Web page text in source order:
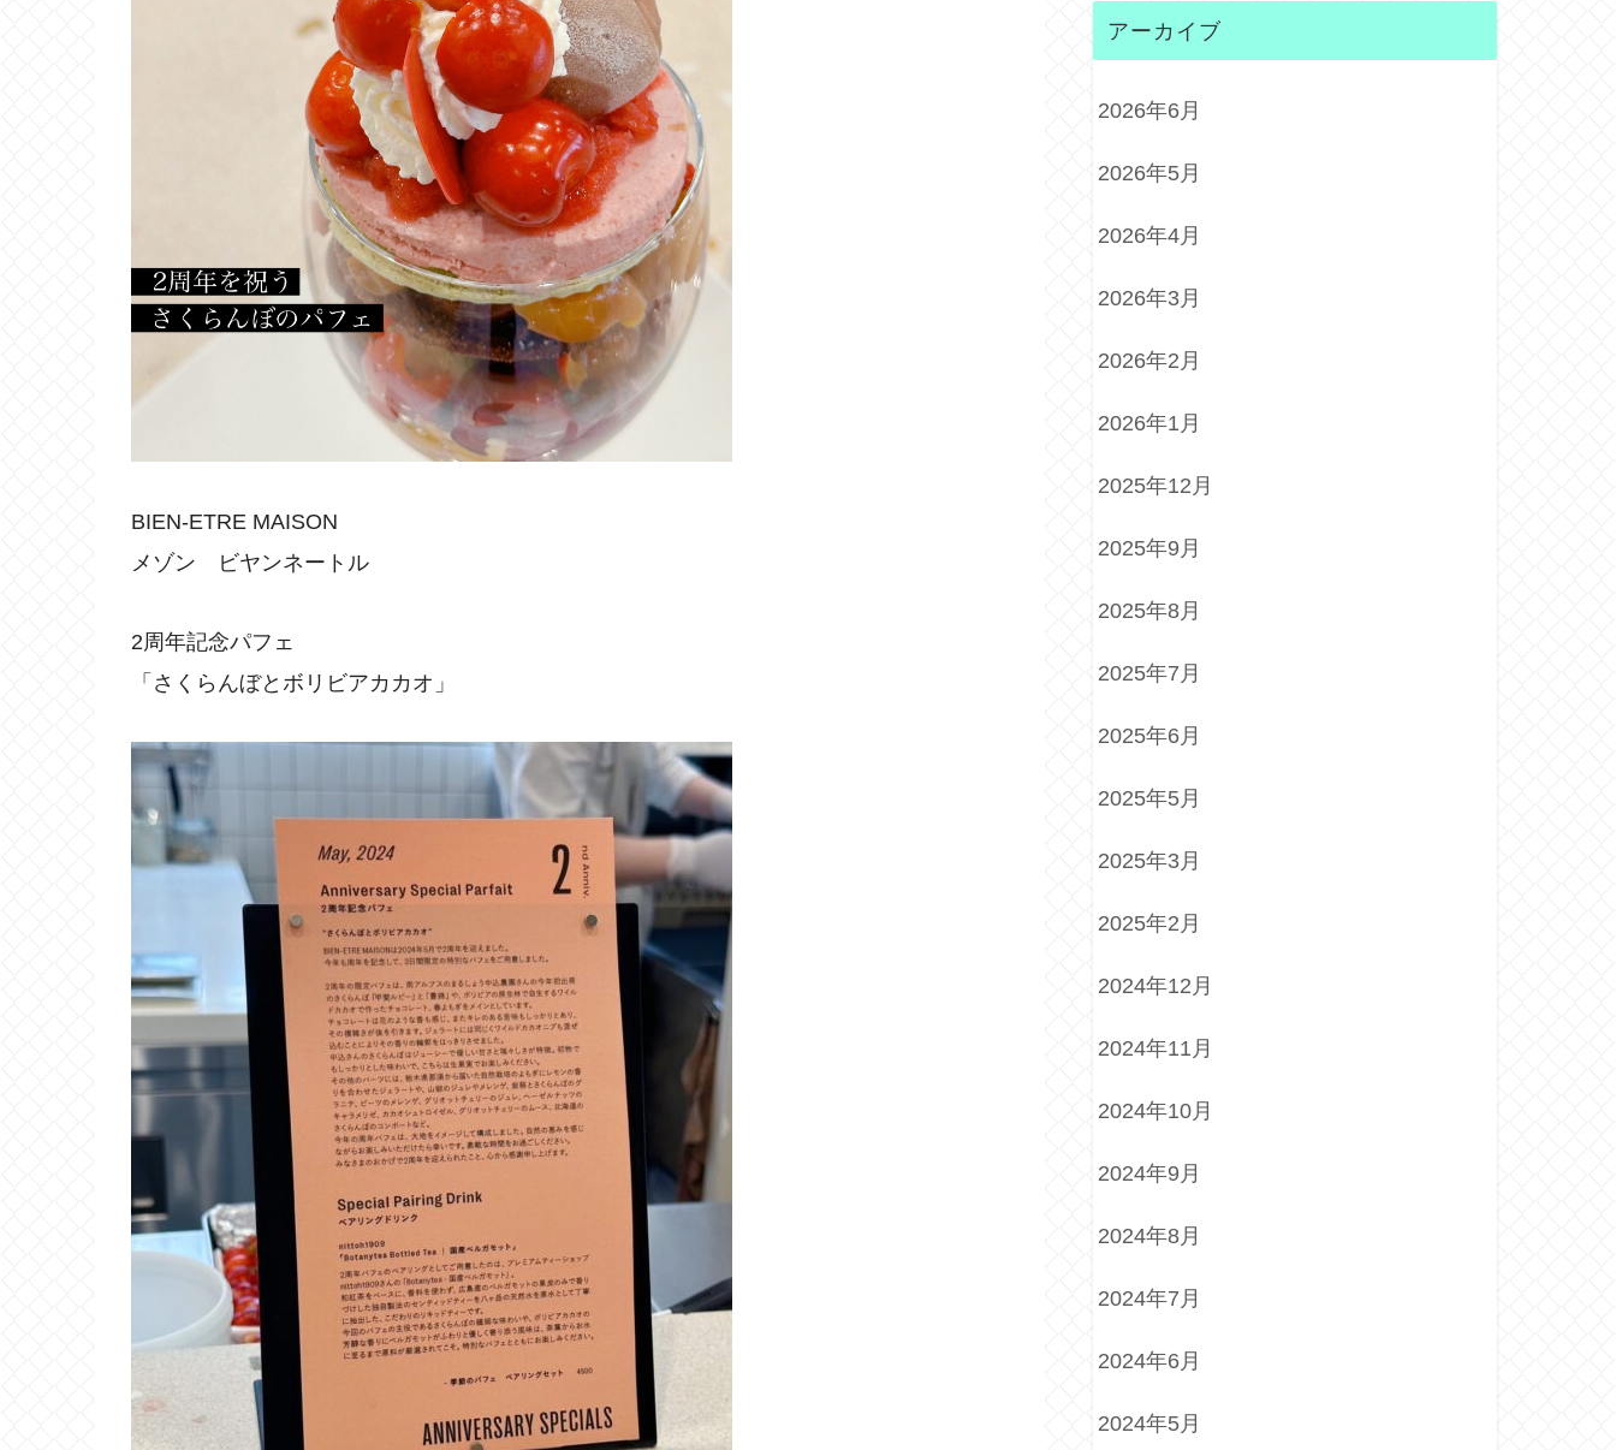
BIEN-ETRE MAISON
メゾン ビヤンネートル
2周年記念パフェ
「さくらんぼとボリビアカカオ」
アーカイブ
2026年6月
2026年5月
2026年4月
2026年3月
2026年2月
2026年1月
2025年12月
2025年9月
2025年8月
2025年7月
2025年6月
2025年5月
2025年3月
2025年2月
2024年12月
2024年11月
2024年10月
2024年9月
2024年8月
2024年7月
2024年6月
2024年5月